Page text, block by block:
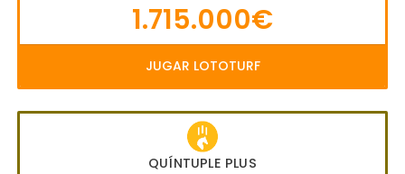
1.715.000€
JUGAR LOTOTURF
QUÍNTUPLE PLUS